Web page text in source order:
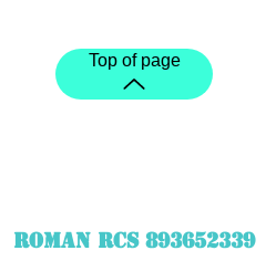
Top of page
ROMAN RCS 893652339